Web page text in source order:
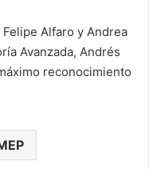
Alfaro y Andrea
Avanzada, Andrés
reconocimiento